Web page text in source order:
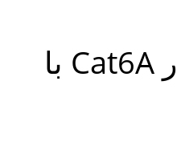
جک کیستون بدون ابزار Cat6A با